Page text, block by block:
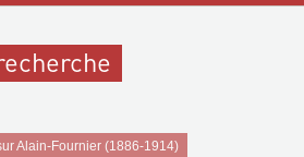
Alain-Fournier (1886-1914)